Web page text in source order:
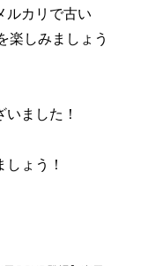
ルカリで古い
楽しみましょう
ました！
ょう！